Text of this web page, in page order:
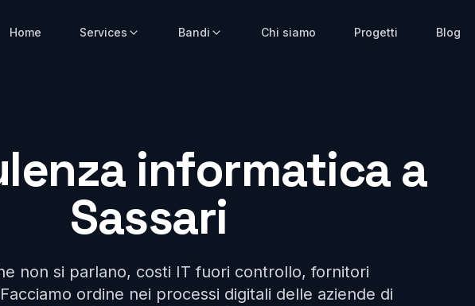
Home Services Bandi Chi siamo Progetti Blog
informatica a
Sassari
non si parlano, costi IT fuori controllo, fornitori
ordine nei processi digitali delle aziende di